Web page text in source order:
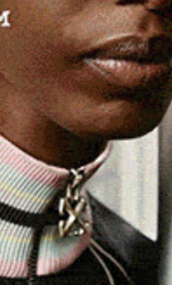
si è introdotta all’interno di
Compagnia di Alghero hanno
da un cittadino, i Militari l’hanno
all’interno di un’agenzia di
di trovare qualcosa da portare
di Sassari è stata sottoposta ai
il giudice ha disposto nei suoi
coinvolta anche in altri furti simili
concorso con altre persone.